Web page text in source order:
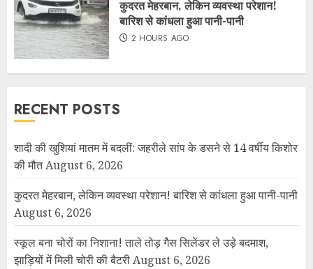
कुदरत मेहरबान, लेकिन व्यवस्था परेशान!
बारिश से कांधला हुआ पानी-पानी
2 HOURS AGO
RECENT POSTS
शादी की खुशियां मातम में बदलीं: जहरीले सांप के डसने से 14 वर्षीय किशोर
की मौतAugust 6, 2026
कुदरत मेहरबान, लेकिन व्यवस्था परेशान! बारिश से कांधला हुआ पानी-पानी
August 6, 2026
स्कूल बना चोरों का निशाना! ताले तोड़ गैस सिलेंडर ले उड़े बदमाश,
झाड़ियों में मिली चोरी की बैटरीAugust 6, 2026